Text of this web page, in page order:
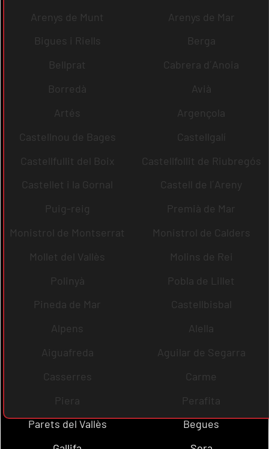
Arenys de Munt
Arenys de Mar
Bigues i Riells
Berga
Bellprat
Cabrera d´Anoia
Borredà
Avià
Artés
Argençola
Castellnou de Bages
Castellgalí
Castellfullit del Boix
Castellfollit de Riubregós
Castellet i la Gornal
Castell de l´Areny
Puig-reig
Premià de Mar
Monistrol de Montserrat
Monistrol de Calders
Mollet del Vallès
Molins de Rei
Polinyà
Pobla de Lillet
Pineda de Mar
Castellbisbal
Alpens
Alella
Aiguafreda
Aguilar de Segarra
Casserres
Carme
Piera
Perafita
Parets del Vallès
Begues